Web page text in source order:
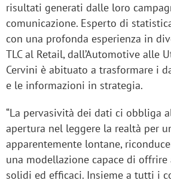
risultati generati dalle loro
comunicazione. Esperto di
con una profonda esperienza in
TLC al Retail, dall’Automotive alle
Cervini è abituato a trasformare i
e le informazioni in strategia.
“La pervasività dei dati ci obbliga
apertura nel leggere la realtà per
apparentemente lontane,
una modellazione capace di
solidi ed efficaci. Insieme a tutti i